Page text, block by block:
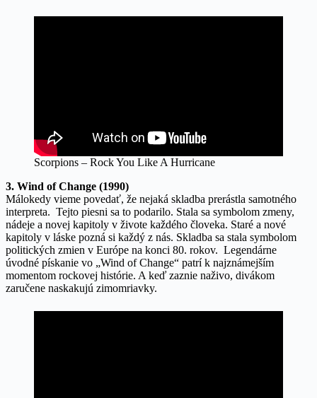
Scorpions – Rock You Like A Hurricane
3. Wind of Change (1990)
Málokedy vieme povedať, že nejaká skladba prerástla samotného
interpreta. Tejto piesni sa to podarilo. Stala sa symbolom zmeny,
nádeje a novej kapitoly v živote každého človeka. Staré a nové
kapitoly v láske pozná si každý z nás. Skladba sa stala symbolom
politických zmien v Európe na konci 80. rokov. Legendárne
úvodné pískanie vo „Wind of Change“ patrí k najznámejším
momentom rockovej histórie. A keď zaznie naživo, divákom
zaručene naskakujú zimomriavky.